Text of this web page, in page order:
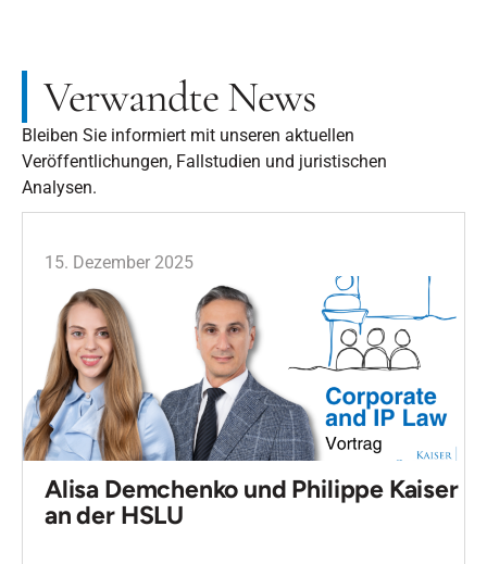
Verwandte News
Bleiben Sie informiert mit unseren aktuellen
Veröffentlichungen, Fallstudien und juristischen
Analysen.
15. Dezember 2025
Alisa Demchenko und Philippe Kaiser
an der HSLU